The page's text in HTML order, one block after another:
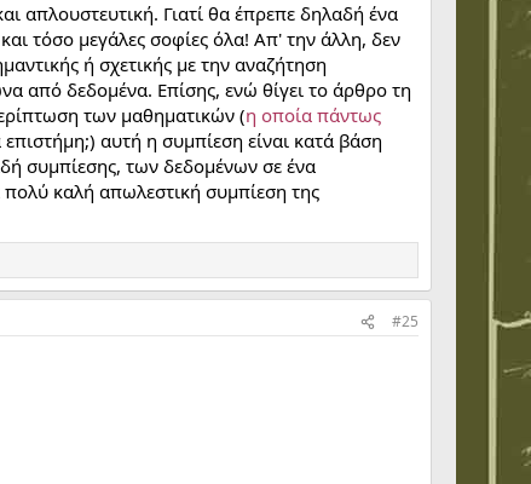
απλουστευτική. Γιατί θα έπρεπε δηλαδή ένα
τόσο μεγάλες σοφίες όλα! Απ' την άλλη, δεν
ή σχετικής με την αναζήτηση
από δεδομένα. Επίσης, ενώ θίγει το άρθρο τη
των μαθηματικών (η οποία πάντως
επιστήμη;) αυτή η συμπίεση είναι κατά βάση
συμπίεσης, των δεδομένων σε ένα
πολύ καλή απωλεστική συμπίεση της
#25